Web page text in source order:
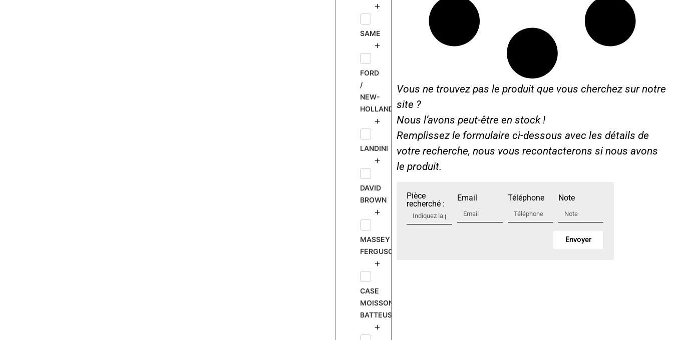
SAME
FORD
/
NEW-
HOLLAND
LANDINI
DAVID
BROWN
MASSEY
FERGUSON
CASE
MOISSONNEUSE
BATTEUSE
1
7
Vous ne trouvez pas le produit que vous cherchez sur notre
site ?
Nous l’avons peut-être en stock !
Remplissez le formulaire ci-dessous avec les détails de
votre recherche, nous vous recontacterons si nous avons
le produit.
Pièce
recherché :
Email Téléphone Note
Envoyer